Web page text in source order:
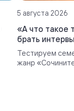
5 августа 2026
«А что такое
брать
Тестируем
жанр